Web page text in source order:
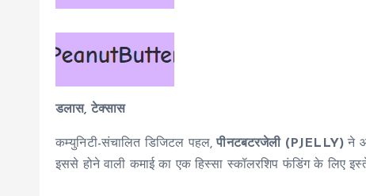
डलास, टेक्सास
कम्युनिटी-संचालित डिजिटल पहल,पीनटबटरजेली (PJELLY) ने
इससे होने वाली कमाई का एक हिस्सा स्कॉलरशिप फंडिंग के लिए